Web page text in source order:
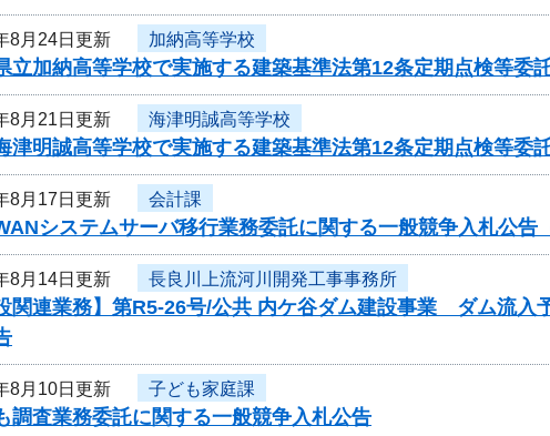
8月24日更新 加納高等学校
立加納高等学校で実施する建築基準法第12条定期点検等委
8月21日更新 海津明誠高等学校
津明誠高等学校で実施する建築基準法第12条定期点検等委
8月17日更新 会計課
システムサーバ移行業務委託に関する一般競争入札公告
8月14日更新 長良川上流河川開発工事事務所
関連業務】第R5-26号/公共 内ケ谷ダム建設事業 ダム流入
8月10日更新 子ども家庭課
調査業務委託に関する一般競争入札公告